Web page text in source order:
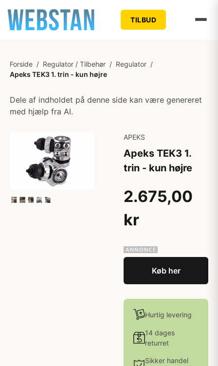
TILBUD
Forside / Regulator / Tilbehør / Regulator /
Apeks TEK3 1. trin - kun højre
Dele af indholdet på denne side kan være genereret
med hjælp fra AI.
APEKS
Apeks TEK3 1.
trin - kun højre
2.675,00
kr
Køb her
Hurtig levering
14 dages
returret
Sikker handel